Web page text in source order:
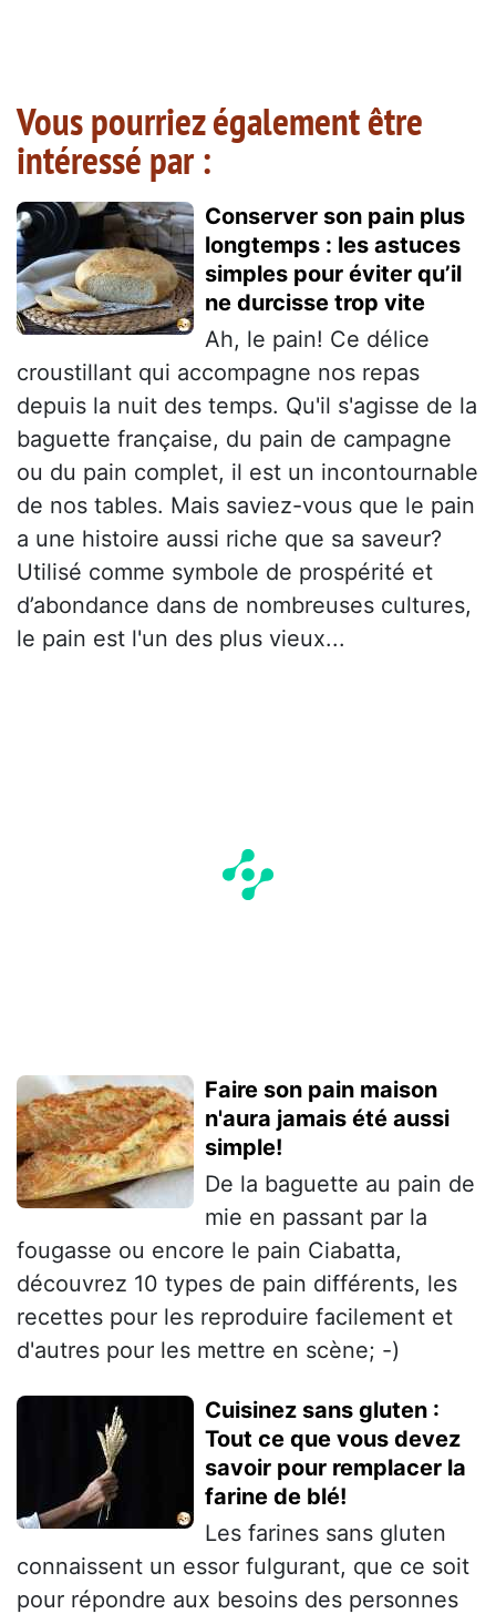
Vous pourriez également être
intéressé par :
Conserver son pain plus
longtemps : les astuces
simples pour éviter qu’il
ne durcisse trop vite
Ah, le pain! Ce délice
croustillant qui accompagne nos repas
depuis la nuit des temps. Qu'il s'agisse de la
baguette française, du pain de campagne
ou du pain complet, il est un incontournable
de nos tables. Mais saviez-vous que le pain
a une histoire aussi riche que sa saveur?
Utilisé comme symbole de prospérité et
d’abondance dans de nombreuses cultures,
le pain est l'un des plus vieux...
Faire son pain maison
n'aura jamais été aussi
simple!
De la baguette au pain de
mie en passant par la
fougasse ou encore le pain Ciabatta,
découvrez 10 types de pain différents, les
recettes pour les reproduire facilement et
d'autres pour les mettre en scène; -)
Cuisinez sans gluten :
Tout ce que vous devez
savoir pour remplacer la
farine de blé!
Les farines sans gluten
connaissent un essor fulgurant, que ce soit
pour répondre aux besoins des personnes